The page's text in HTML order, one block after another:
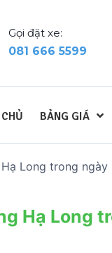
Gọi đặt xe:
081 666 5599
BẢNG GIÁ
Long trong ngày
Hạ Long